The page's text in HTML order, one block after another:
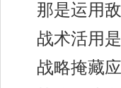
那是运用
战术活用
战略掩藏